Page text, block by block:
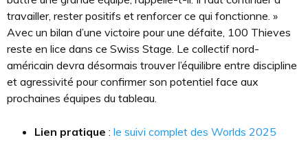
travailler, rester positifs et renforcer ce qui fonctionne. »
Avec un bilan d’une victoire pour une défaite, 100 Thieves
reste en lice dans ce Swiss Stage. Le collectif nord-
américain devra désormais trouver l’équilibre entre discipline
et agressivité pour confirmer son potentiel face aux
prochaines équipes du tableau.
Lien pratique : le suivi complet des Worlds 2025